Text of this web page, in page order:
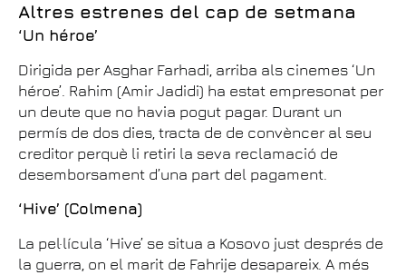
Altres estrenes del cap de setmana
‘Un héroe’
Dirigida per Asghar Farhadi, arriba als cinemes ‘Un
héroe’. Rahim (Amir Jadidi) ha estat empresonat per
un deute que no havia pogut pagar. Durant un
permís de dos dies, tracta de de convèncer al seu
creditor perquè li retiri la seva reclamació de
desemborsament d’una part del pagament.
‘Hive’ (Colmena)
La pel·lícula ‘Hive’ se situa a Kosovo just després de
la guerra, on el marit de Fahrije desapareix. A més